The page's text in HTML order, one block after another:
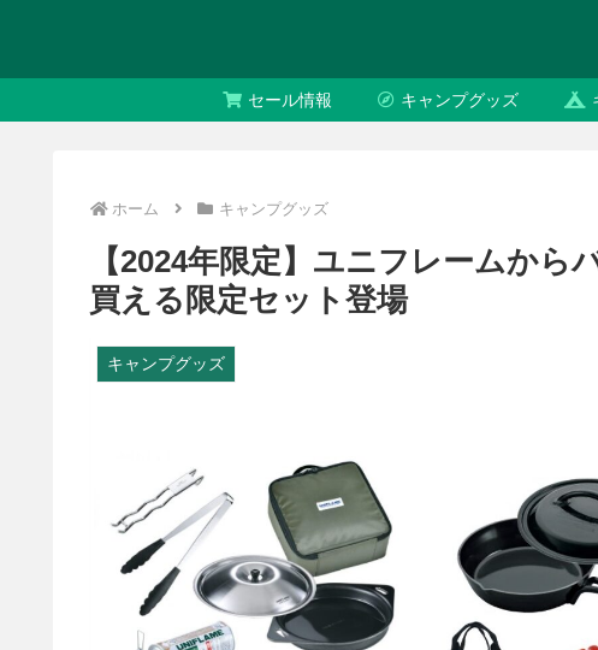
セール情報 キャンプグッズ
ホーム キャンプグッズ
【2024年限定】ユニフレームか
買える限定セット登場
キャンプグッズ